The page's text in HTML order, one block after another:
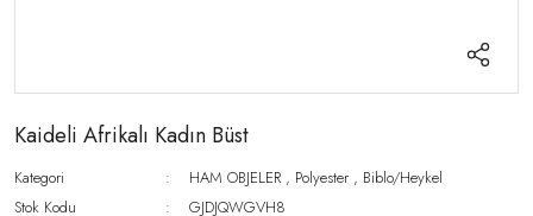
Kaideli Afrikalı Kadın Büst
Kategori HAM OBJELER , Polyester , Biblo/Heykel
Stok Kodu
GJDJQWGVH8